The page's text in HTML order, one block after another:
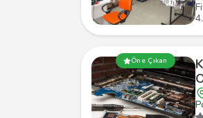
Öne Çıkan